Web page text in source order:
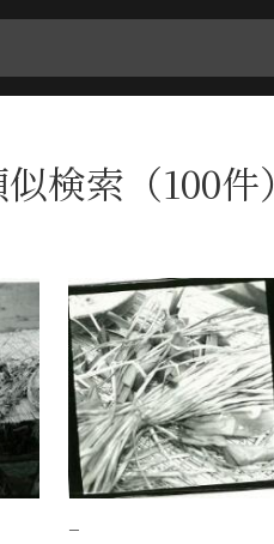
検索（100件）
−